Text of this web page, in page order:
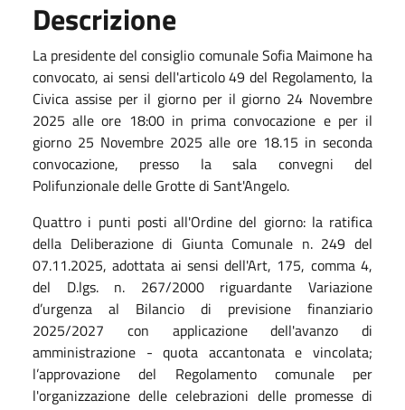
Descrizione
La presidente del consiglio comunale Sofia Maimone ha
convocato, ai sensi dell'articolo 49 del Regolamento, la
Civica assise per il giorno per il giorno 24 Novembre
2025 alle ore 18:00 in prima convocazione e per il
giorno 25 Novembre 2025 alle ore 18.15 in seconda
convocazione, presso la sala convegni del
Polifunzionale delle Grotte di Sant'Angelo.
Quattro i punti posti all'Ordine del giorno: la ratifica
della Deliberazione di Giunta Comunale n. 249 del
07.11.2025, adottata ai sensi dell'Art, 175, comma 4,
del D.lgs. n. 267/2000 riguardante Variazione
d’urgenza al Bilancio di previsione finanziario
2025/2027 con applicazione dell'avanzo di
amministrazione - quota accantonata e vincolata;
l’approvazione del Regolamento comunale per
l'organizzazione delle celebrazioni delle promesse di